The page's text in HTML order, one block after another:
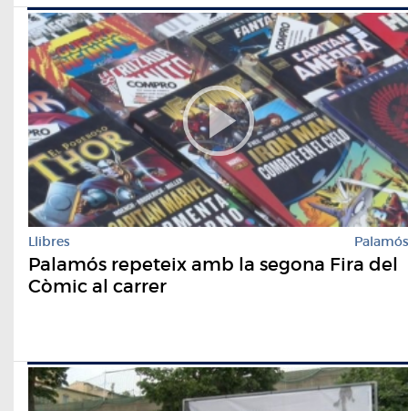
Llibres Palamós
Palamós repeteix amb la segona Fira del
Còmic al carrer